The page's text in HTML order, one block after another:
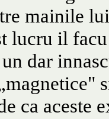
mainile
lucru il
dar
ca aceste